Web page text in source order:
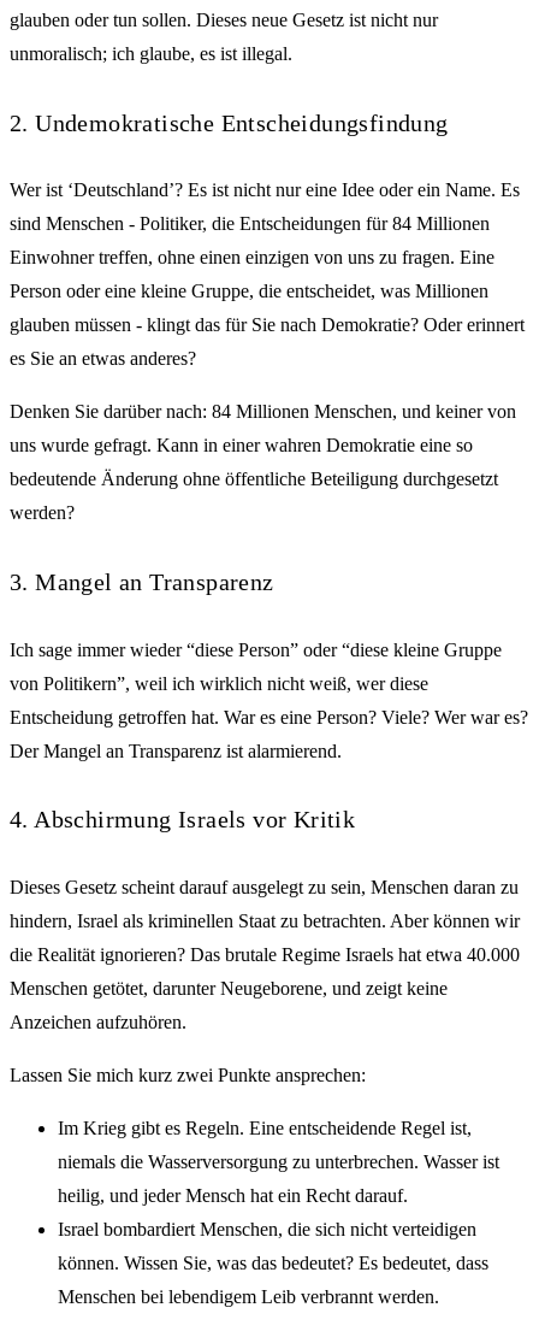
glauben oder tun sollen. Dieses neue Gesetz ist nicht nur
unmoralisch; ich glaube, es ist illegal.
2. Undemokratische Entscheidungsfindung
Wer ist ‘Deutschland’? Es ist nicht nur eine Idee oder ein Name. Es
sind Menschen - Politiker, die Entscheidungen für 84 Millionen
Einwohner treffen, ohne einen einzigen von uns zu fragen. Eine
Person oder eine kleine Gruppe, die entscheidet, was Millionen
glauben müssen - klingt das für Sie nach Demokratie? Oder erinnert
es Sie an etwas anderes?
Denken Sie darüber nach: 84 Millionen Menschen, und keiner von
uns wurde gefragt. Kann in einer wahren Demokratie eine so
bedeutende Änderung ohne öffentliche Beteiligung durchgesetzt
werden?
3. Mangel an Transparenz
Ich sage immer wieder “diese Person” oder “diese kleine Gruppe
von Politikern”, weil ich wirklich nicht weiß, wer diese
Entscheidung getroffen hat. War es eine Person? Viele? Wer war es?
Der Mangel an Transparenz ist alarmierend.
4. Abschirmung Israels vor Kritik
Dieses Gesetz scheint darauf ausgelegt zu sein, Menschen daran zu
hindern, Israel als kriminellen Staat zu betrachten. Aber können wir
die Realität ignorieren? Das brutale Regime Israels hat etwa 40.000
Menschen getötet, darunter Neugeborene, und zeigt keine
Anzeichen aufzuhören.
Lassen Sie mich kurz zwei Punkte ansprechen:
Im Krieg gibt es Regeln. Eine entscheidende Regel ist,
niemals die Wasserversorgung zu unterbrechen. Wasser ist
heilig, und jeder Mensch hat ein Recht darauf.
Israel bombardiert Menschen, die sich nicht verteidigen
können. Wissen Sie, was das bedeutet? Es bedeutet, dass
Menschen bei lebendigem Leib verbrannt werden.